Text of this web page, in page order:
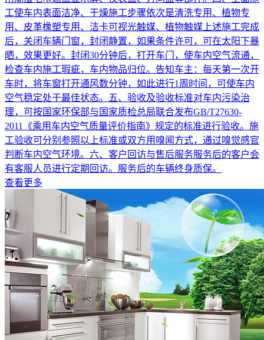
工使车内表面洁净、干燥施工步骤依次是清洗专用、植物专
用、皮革橡塑专用、洁卡可视光触媒、植物触媒上述施工完成
后，关闭车辆门窗，封闭静置，如果条件许可，可在太阳下暴
晒，效果更好。封闭30分钟后，打开车门，使车内空气流通，
检查车内施工瑕疵，车内物品归位。告知车主：每天第一次开
车时，将车窗打开通风数分钟，如此进行1周时间，可使车内
空气稳定处于最佳状态。五、验收及验收标准对车内污染治
理，可按国家环保部与国家质检总局联合发布GB/T27630-
2011《乘用车内空气质量评价指南》规定的标准进行验收。施
工验收可分别参照以上标准或双方用嗅闻方式，通过嗅觉感官
判断车内空气环境。六、客户回访与售后服务服务后的客户会
有客服人员进行定期回访。服务后的车辆终身质保。
查看更多